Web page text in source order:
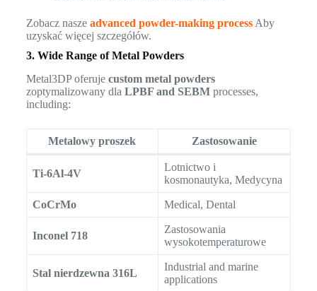
Zobacz nasze advanced powder-making processAby
uzyskać więcej szczegółów.
3. Wide Range of Metal Powders
Metal3DP oferuje custom metal powders
zoptymalizowany dla LPBF and SEBMprocesses,
including:
Metalowy proszek Zastosowanie
Ti-6Al-4V
Lotnictwo i
kosmonautyka, Medycyna
CoCrMo Medical, Dental
Inconel 718
Zastosowania
wysokotemperaturowe
Stal nierdzewna 316L
Industrial and marine
applications